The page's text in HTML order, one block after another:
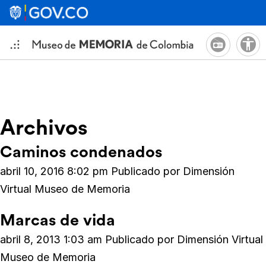
Archivos
Caminos condenados
abril 10, 2016 8:02 pm Publicado por Dimensión
Virtual Museo de Memoria
Marcas de vida
abril 8, 2013 1:03 am Publicado por Dimensión Virtual
Museo de Memoria